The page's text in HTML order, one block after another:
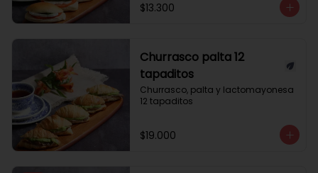
$13.300
Churrasco palta 12
tapaditos
Churrasco, palta y lactomayonesa
12 tapaditos
$19.000